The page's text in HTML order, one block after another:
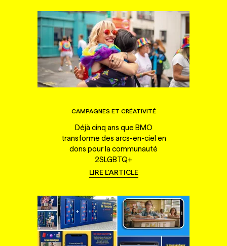
CAMPAGNES ET CRÉATIVITÉ
Déjà cinq ans que BMO
transforme des arcs-en-ciel en
dons pour la communauté
2SLGBTQ+
LIRE L'ARTICLE